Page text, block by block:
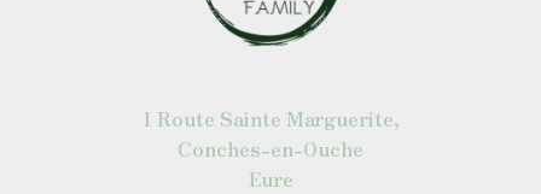
1 Route Sainte Marguerite,
Conches-en-Ouche
Eure